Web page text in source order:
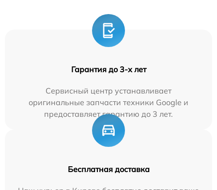
Гарантия до 3-х лет
Сервисный центр устанавливает
оригинальные запчасти техники Google и
предоставляет гарантию до 3 лет.
Бесплатная доставка